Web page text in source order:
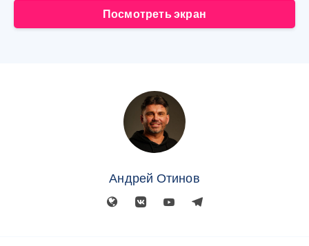
Посмотреть экран
Андрей Отинов